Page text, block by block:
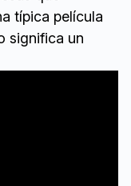
típica película
significa un